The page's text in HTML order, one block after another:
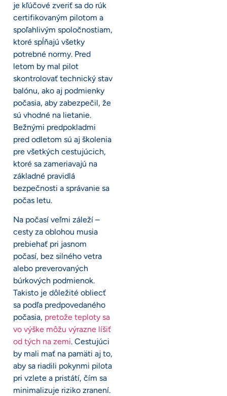
je kľúčové zveriť sa do rúk
certifikovaným pilotom a
spoľahlivým spoločnostiam,
ktoré spĺňajú všetky
potrebné normy. Pred
letom by mal pilot
skontrolovať technický stav
balónu, ako aj podmienky
počasia, aby zabezpečil, že
sú vhodné na lietanie.
Bežnými predpokladmi
pred odletom sú aj školenia
pre všetkých cestujúcich,
ktoré sa zameriavajú na
základné pravidlá
bezpečnosti a správanie sa
počas letu.
Na počasí veľmi záleží –
cesty za oblohou musia
prebiehať pri jasnom
počasí, bez silného vetra
alebo preverovaných
búrkových podmienok.
Takisto je dôležité obliecť
sa podľa predpovedaného
počasia, pretože teploty sa
vo výške môžu výrazne líšiť
od tých na zemi. Cestujúci
by mali mať na pamäti aj to,
aby sa riadili pokynmi pilota
pri vzlete a pristátí, čím sa
minimalizuje riziko zranení.